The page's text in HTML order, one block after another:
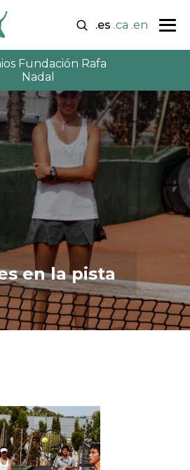
.es .ca .en
Fundación Rafa
Nadal
en la pista